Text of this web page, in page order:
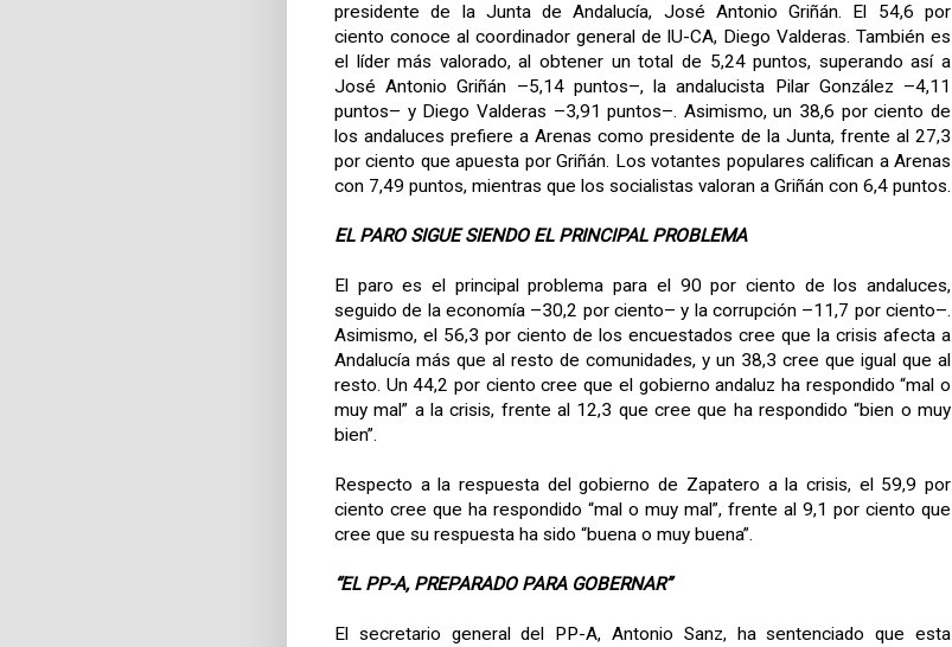
presidente de la Junta de Andalucía, José Antonio Griñán. El 54,6 por
ciento conoce al coordinador general de IU-CA, Diego Valderas. También es
el líder más valorado, al obtener un total de 5,24 puntos, superando así a
José Antonio Griñán –5,14 puntos–, la andalucista Pilar González –4,11
puntos– y Diego Valderas –3,91 puntos–. Asimismo, un 38,6 por ciento de
los andaluces prefiere a Arenas como presidente de la Junta, frente al 27,3
por ciento que apuesta por Griñán. Los votantes populares califican a Arenas
con 7,49 puntos, mientras que los socialistas valoran a Griñán con 6,4 puntos.
EL PARO SIGUE SIENDO EL PRINCIPAL PROBLEMA
El paro es el principal problema para el 90 por ciento de los andaluces,
seguido de la economía –30,2 por ciento– y la corrupción –11,7 por ciento–.
Asimismo, el 56,3 por ciento de los encuestados cree que la crisis afecta a
Andalucía más que al resto de comunidades, y un 38,3 cree que igual que al
resto. Un 44,2 por ciento cree que el gobierno andaluz ha respondido “mal o
muy mal” a la crisis, frente al 12,3 que cree que ha respondido “bien o muy
bien”.
Respecto a la respuesta del gobierno de Zapatero a la crisis, el 59,9 por
ciento cree que ha respondido “mal o muy mal”, frente al 9,1 por ciento que
cree que su respuesta ha sido “buena o muy buena”.
“EL PP-A, PREPARADO PARA GOBERNAR”
El secretario general del PP-A, Antonio Sanz, ha sentenciado que esta